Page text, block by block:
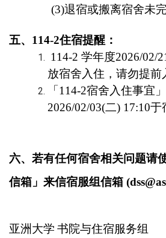
(3)退宿或搬离宿舍未
五、 114-2住宿提醒：
114-2 学年度2026/02/
放宿舍入住，请勿提前
「 114-2宿舍入住事宜
2026/02/03(二) 17:10于
六、若有任何宿舍相关问题请
信箱」来信宿服组信箱
亚洲大学 书院与住宿服务组